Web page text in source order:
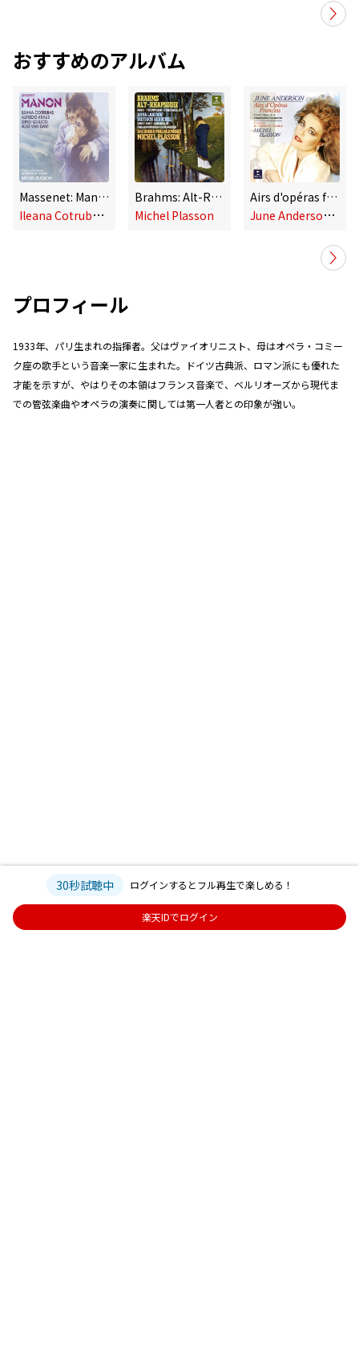
おすすめのアルバム
Massenet: Manon
I
leana Cotrubas, Alfredo Kraus, José van Dam, Michel Plasson, Orchestre du Capitole de Toulouse
Brahms: Alt-Rhapsodie, Nänie, Triumphlied & Schiksalslied
Michel Plasson
Airs d'opéras français
J
une Anderson/Orchestre du Capitole de Toulouse/Michel Plasson
プロフィール
1933年、パリ生まれの指揮者。父はヴァイオリニスト、母はオペラ・コミー
ク座の歌手という音楽一家に生まれた。ドイツ古典派、ロマン派にも優れた
才能を示すが、やはりその本領はフランス音楽で、ベルリオーズから現代ま
での管弦楽曲やオペラの演奏に関しては第一人者との印象が強い。
30秒試聴中 ログインするとフル再生で楽しめる！
楽天IDでログイン